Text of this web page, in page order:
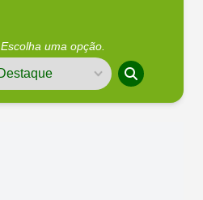
Escolha uma opção.